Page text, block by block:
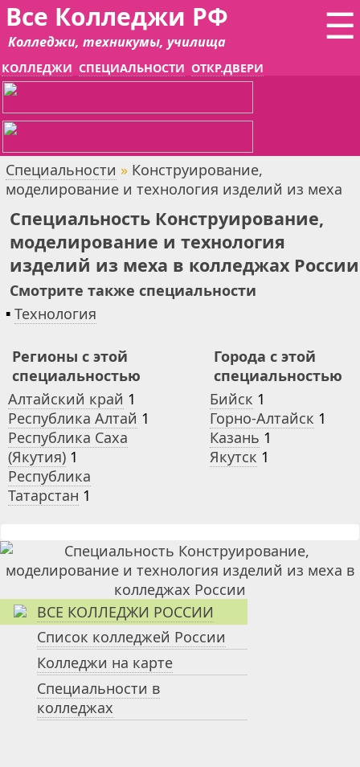
☰
Все Колледжи РФ
Колледжи, техникумы, училища
КОЛЛЕДЖИ СПЕЦИАЛЬНОСТИ ОТКР.ДВЕРИ
Специальности » Конструирование,
моделирование и технология изделий из меха
Специальность Конструирование,
моделирование и технология
изделий из меха в колледжах России
Смотрите также специальности
▪ Технология
Регионы с этой
специальностью
Алтайский край 1
Республика Алтай 1
Республика Саха
(Якутия) 1
Республика
Татарстан 1
Города с этой
специальностью
Бийск 1
Горно-Алтайск 1
Казань 1
Якутск 1
ВСЕ КОЛЛЕДЖИ РОССИИ
Список колледжей России
Колледжи на карте
Специальности в
колледжах